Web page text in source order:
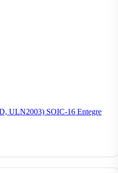
ULN2003) SOIC-16 Entegre